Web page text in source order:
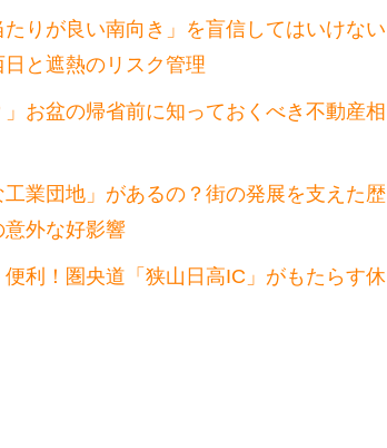
りが良い南向き」を盲信してはいけない
と遮熱のリスク管理
」お盆の帰省前に知っておくべき不動産相
業団地」があるの？街の発展を支えた歴
意外な好影響
利！圏央道「狭山日高IC」がもたらす休